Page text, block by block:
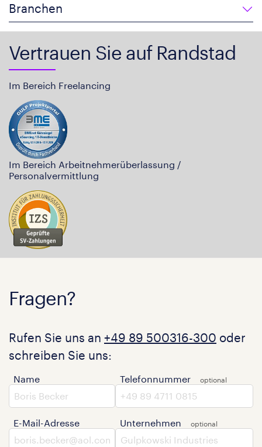
Branchen
Vertrauen Sie auf Randstad
Im Bereich Freelancing
Im Bereich Arbeitnehmerüberlassung /
Personalvermittlung
Fragen?
Rufen Sie uns an +49 89 500316-300 oder
schreiben Sie uns:
Name
E-Mail-Adresse
Telefonnummer
Unternehmen